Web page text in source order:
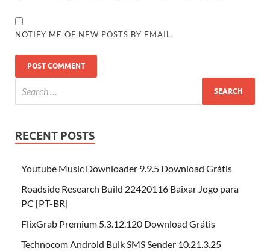
NOTIFY ME OF NEW POSTS BY EMAIL.
RECENT POSTS
Youtube Music Downloader 9.9.5 Download Grátis
Roadside Research Build 22420116 Baixar Jogo para
PC [PT-BR]
FlixGrab Premium 5.3.12.120 Download Grátis
Technocom Android Bulk SMS Sender 10.21.3.25